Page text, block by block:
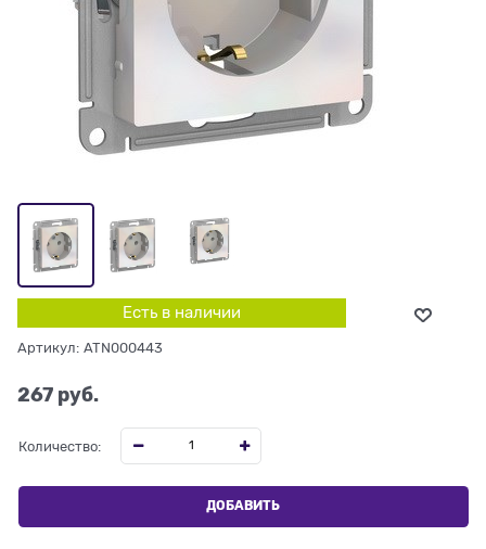
Есть в наличии
Артикул: ATN000443
267 руб.
Количество:
ДОБАВИТЬ